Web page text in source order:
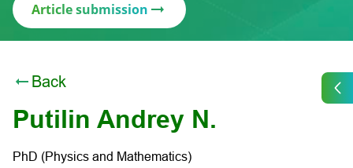
Article submission
Back
Putilin Andrey N.
PhD (Physics and Mathematics)